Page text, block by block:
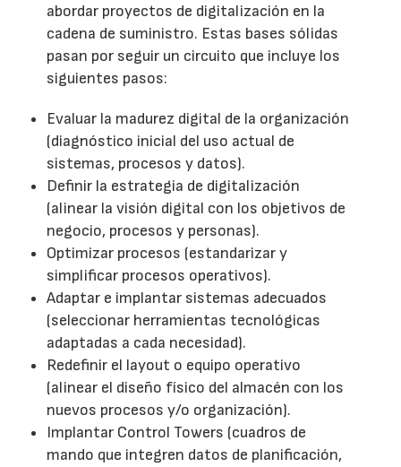
abordar proyectos de digitalización en la
cadena de suministro. Estas bases sólidas
pasan por seguir un circuito que incluye los
siguientes pasos:
Evaluar la madurez digital de la organización
(diagnóstico inicial del uso actual de
sistemas, procesos y datos).
Definir la estrategia de digitalización
(alinear la visión digital con los objetivos de
negocio, procesos y personas).
Optimizar procesos (estandarizar y
simplificar procesos operativos).
Adaptar e implantar sistemas adecuados
(seleccionar herramientas tecnológicas
adaptadas a cada necesidad).
Redefinir el layout o equipo operativo
(alinear el diseño físico del almacén con los
nuevos procesos y/o organización).
Implantar Control Towers (cuadros de
mando que integren datos de planificación,